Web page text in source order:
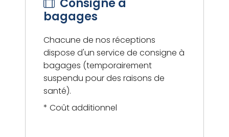
Consigne à
bagages
Chacune de nos réceptions
dispose d'un service de consigne à
bagages (temporairement
suspendu pour des raisons de
santé).
* Coût additionnel